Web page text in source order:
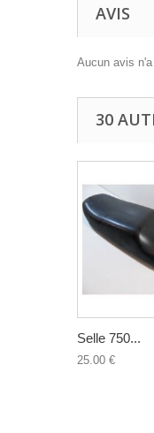
AVIS
Aucun avis
30
Selle 750...
25.00 €